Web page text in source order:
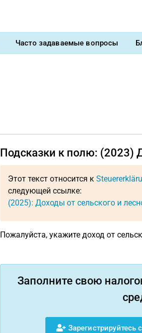
Часто задаваемые вопросы
Подсказки к полю: (2023)
Этот текст относится к
следующей ссылке:
(2025): Доходы от сельского и
Пожалуйста, укажите доход от
Заполните свою
Зарегистрируйтесь